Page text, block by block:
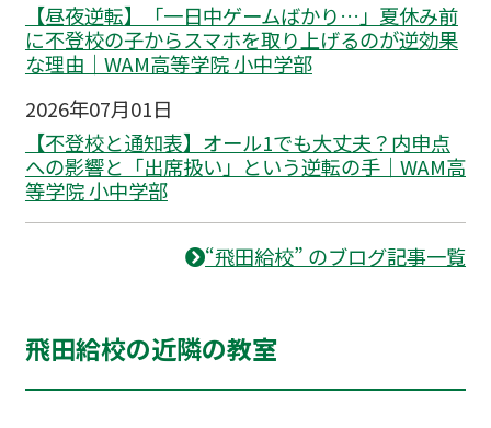
【昼夜逆転】「一日中ゲームばかり…」夏休み前
に不登校の子からスマホを取り上げるのが逆効果
な理由｜WAM高等学院 小中学部
2026年07月01日
【不登校と通知表】オール1でも大丈夫？内申点
への影響と「出席扱い」という逆転の手｜WAM高
等学院 小中学部
“飛田給校” のブログ記事一覧
飛田給校の近隣の教室